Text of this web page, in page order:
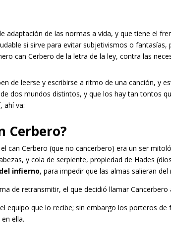
adaptación de las normas a vida, y que tiene el
si sirve para evitar subjetivismos o fantasías,
can Cerbero de la letra de la ley, contra las
de leerse y escribirse a ritmo de una canción, y
dos mundos distintos, y que los hay tan tontos
ahí va:
Cerbero?
can Cerbero (que no cancerbero) era un ser
y cola de serpiente, propiedad de Hades
infierno, para impedir que las almas salieran del
de retransmitir, el que decidió llamar
equipo que lo recibe; sin embargo los porteros
ella.